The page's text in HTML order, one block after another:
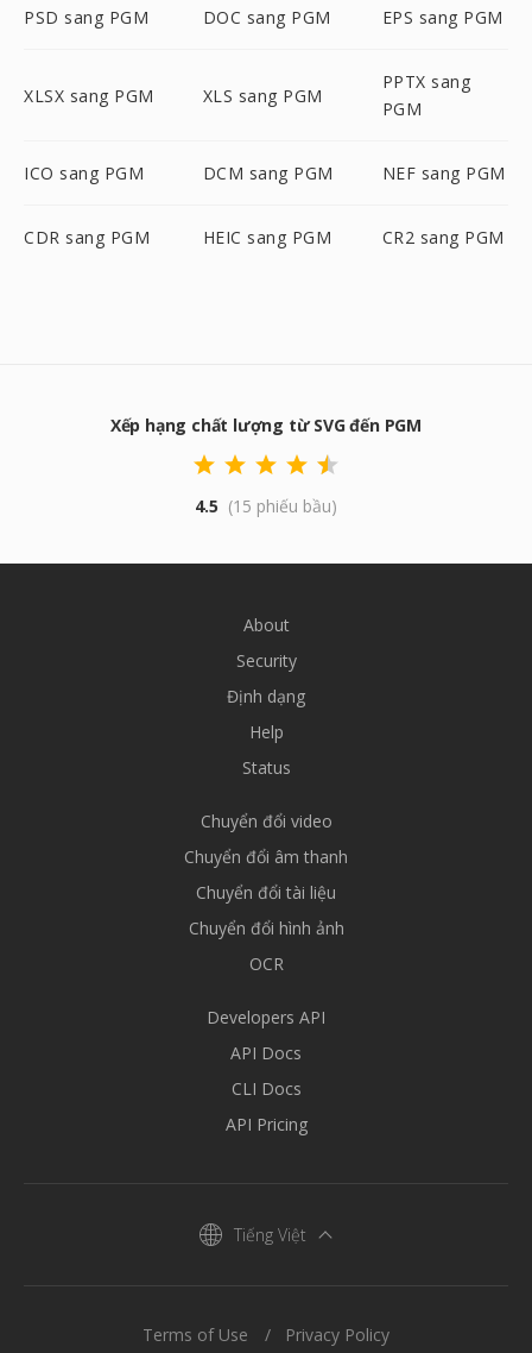
PSD sang PGM DOC sang PGM EPS sang PGM
XLSX sang PGM XLS sang PGM
PPTX sang
PGM
ICO sang PGM DCM sang PGM NEF sang PGM
CDR sang PGM HEIC sang PGM CR2 sang PGM
Xếp hạng chất lượng từ SVG đến PGM
4.5 (15 phiếu bầu)
About
Security
Định dạng
Help
Status
Chuyển đổi video
Chuyển đổi âm thanh
Chuyển đổi tài liệu
Chuyển đổi hình ảnh
OCR
Developers API
API Docs
CLI Docs
API Pricing
Tiếng Việt
Terms of Use Privacy Policy